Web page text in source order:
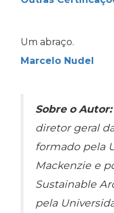
Um abraço.
Marcelo Nudel
Sobre o Autor:
diretor geral
formado pela
Mackenzie e
Sustainable
pela